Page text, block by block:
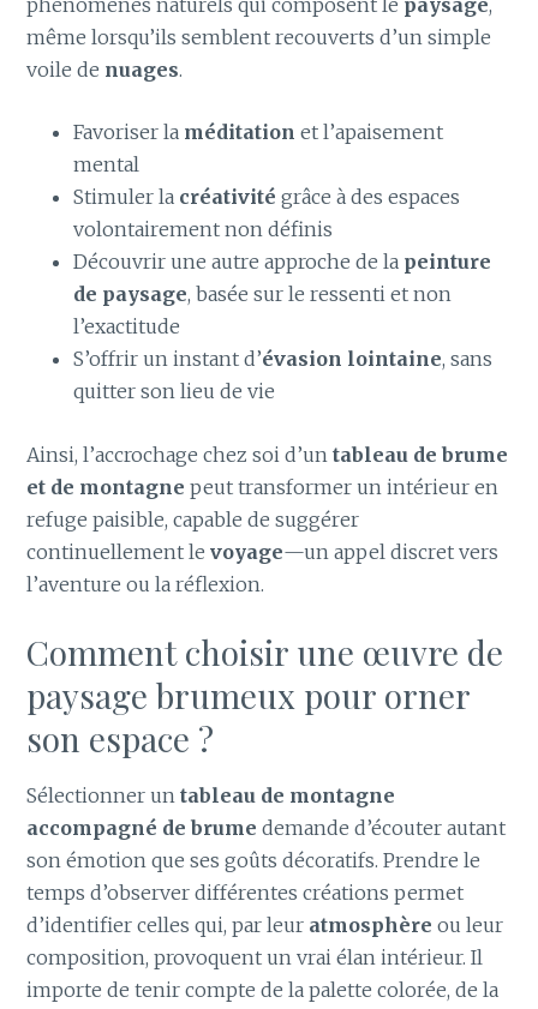
même lorsqu’ils semblent recouverts d’un simple
voile de nuages.
Favoriser la méditation et l’apaisement
mental
Stimuler la créativité grâce à des espaces
volontairement non définis
Découvrir une autre approche de la peinture
de paysage, basée sur le ressenti et non
l’exactitude
S’offrir un instant d’évasion lointaine, sans
quitter son lieu de vie
Ainsi, l’accrochage chez soi d’untableau de brume
et de montagne peut transformer un intérieur en
refuge paisible, capable de suggérer
continuellement levoyage—un appel discret vers
l’aventure ou la réflexion.
Comment choisir une œuvre de
paysage brumeux pour orner
son espace ?
Sélectionner untableau de montagne
accompagné de brume demande d’écouter autant
son émotion que ses goûts décoratifs. Prendre le
temps d’observer différentes créations permet
d’identifier celles qui, par leur atmosphère ou leur
composition, provoquent un vrai élan intérieur. Il
importe de tenir compte de la palette colorée, de la